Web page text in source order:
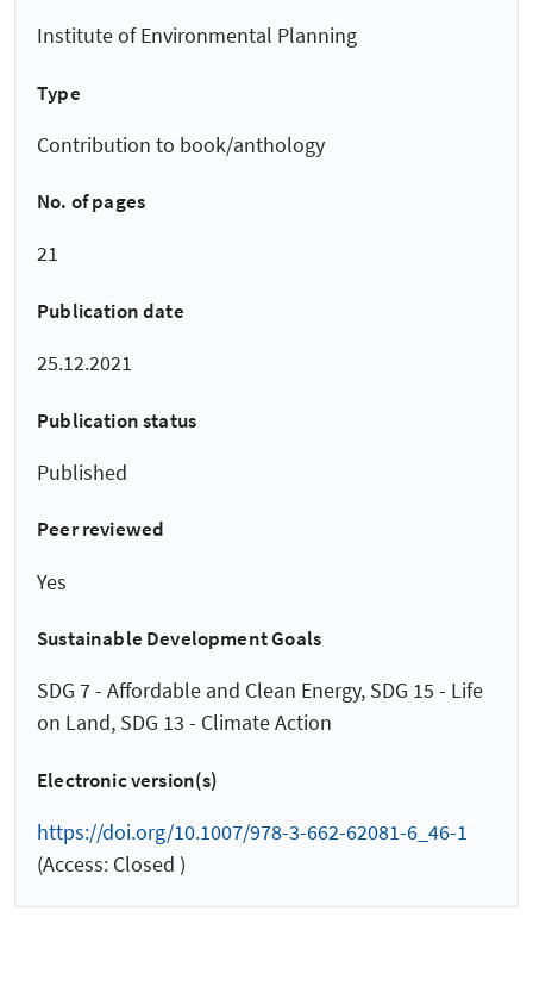
Institute of Environmental Planning
Type
Contribution to book/anthology
No. of pages
21
Publication date
25.12.2021
Publication status
Published
Peer reviewed
Yes
Sustainable Development Goals
SDG 7 - Affordable and Clean Energy, SDG 15 - Life
on Land, SDG 13 - Climate Action
Electronic version(s)
https://doi.org/10.1007/978-3-662-62081-6_46-1
(Access: Closed )